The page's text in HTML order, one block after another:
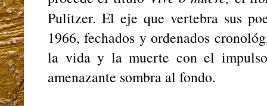
Pulitzer. El eje que vertebra sus
1966, fechados y ordenados
la vida y la muerte con el
amenazante sombra al fondo.